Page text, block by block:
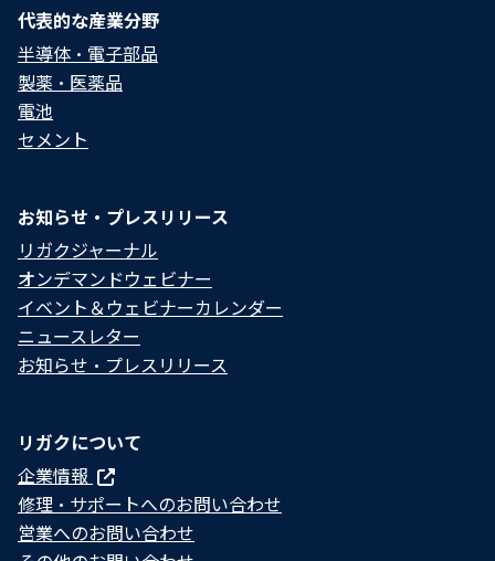
代表的な産業分野
半導体・電子部品
製薬・医薬品
電池
セメント
お知らせ・プレスリリース
リガクジャーナル
オンデマンドウェビナー
イベント＆ウェビナーカレンダー
ニュースレター
お知らせ・プレスリリース
リガクについて
企業情報
修理・サポートへのお問い合わせ
営業へのお問い合わせ